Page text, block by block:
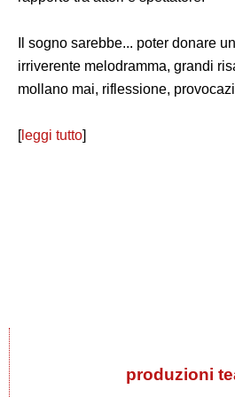
Il sogno sarebbe... poter donare
irriverente melodramma, grandi
mollano mai, riflessione,
[leggi tutto]
produzioni